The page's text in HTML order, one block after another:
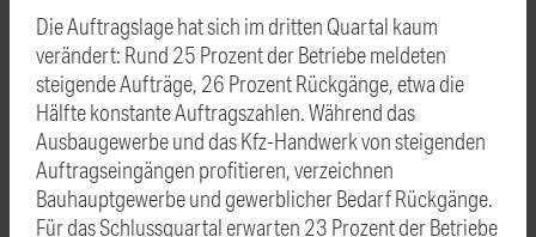
Die Auftragslage hat sich im dritten Quartal kaum
verändert: Rund 25 Prozent der Betriebe meldeten
steigende Aufträge, 26 Prozent Rückgänge, etwa die
Hälfte konstante Auftragszahlen. Während das
Ausbaugewerbe und das Kfz-Handwerk von steigenden
Auftragseingängen profitieren, verzeichnen
Bauhauptgewerbe und gewerblicher Bedarf Rückgänge.
Für das Schlussquartal erwarten 23 Prozent der Betriebe